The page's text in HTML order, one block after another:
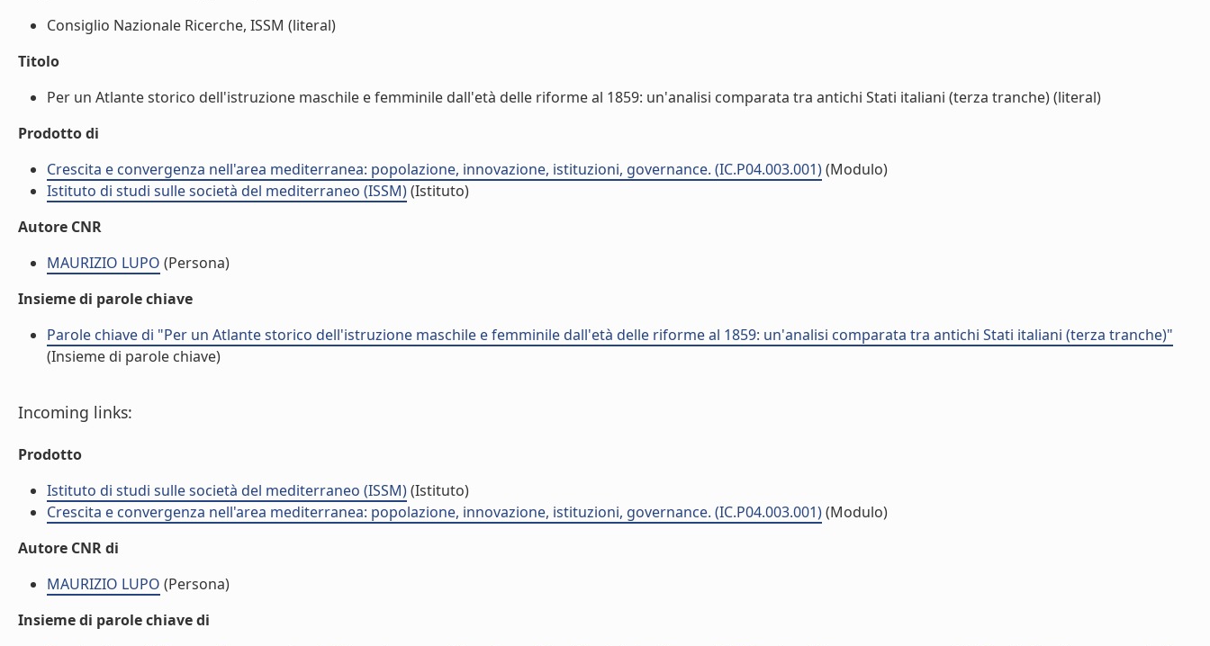
Consiglio Nazionale Ricerche, ISSM (literal)
Titolo
Per un Atlante storico dell'istruzione maschile e femminile dall'età delle riforme al 1859: un'analisi comparata tra antichi Stati italiani (terza tranche) (literal)
Prodotto di
Crescita e convergenza nell'area mediterranea: popolazione, innovazione, istituzioni, governance. (IC.P04.003.001)(Modulo)
Istituto di studi sulle società del mediterraneo (ISSM)(Istituto)
Autore CNR
MAURIZIO LUPO (Persona)
Insieme di parole chiave
Parole chiave di "Per un Atlante storico dell'istruzione maschile e femminile dall'età delle riforme al 1859: un'analisi comparata tra antichi Stati italiani (terza tranche)"
(Insieme di parole chiave)
Incoming links:
Prodotto
Istituto di studi sulle società del mediterraneo (ISSM)(Istituto)
Crescita e convergenza nell'area mediterranea: popolazione, innovazione, istituzioni, governance. (IC.P04.003.001)(Modulo)
Autore CNR di
MAURIZIO LUPO (Persona)
Insieme di parole chiave di